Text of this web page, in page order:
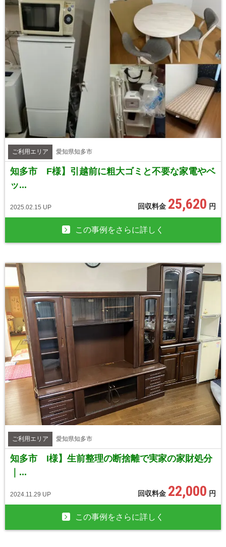
ご利用エリア 愛知県知多市
知多市 F様】引越前に粗大ゴミと不要な家電やベ
ッ...
2025.02.15 UP 回収料金 25,620 円
この事例をさらに詳しく
ご利用エリア 愛知県知多市
知多市 I様】生前整理の断捨離で実家の家財処分
｜...
2024.11.29 UP 回収料金 22,000 円
この事例をさらに詳しく